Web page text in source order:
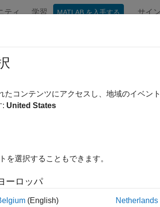
ティ 学習 MATLAB を入手する サイ
ジの内容は最新ではありません。最新版の
ジ検出とイメージ オーバ
Simulink
HDL Toolbox
たコンテンツにアクセスし、地域のイベン
: United States
を選択することもできます。
ーロッパ
(English)
Netherlands